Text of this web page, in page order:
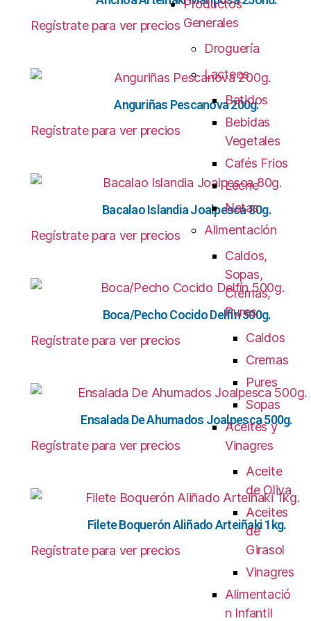
Regístrate para ver precios
Anguriñas Pescanova 200g.
Regístrate para ver precios
Bacalao Islandia Joalpesca 80g.
Regístrate para ver precios
Boca/Pecho Cocido Delfín 500g.
Regístrate para ver precios
Ensalada De Ahumados Joalpesca 500g.
Regístrate para ver precios
Filete Boquerón Aliñado Arteiñaki 1kg.
Regístrate para ver precios
Productos
Generales
Droguería
Lacteos
Batidos
Bebidas
Vegetales
Cafés Frios
Leche
Natas
Alimentación
Caldos,
Sopas,
Cremas,
Pures
Caldos
Cremas
Pures
Sopas
Aceites y
Vinagres
Aceite
de Oliva
Aceites
de
Girasol
Vinagres
Alimentació
n Infantil